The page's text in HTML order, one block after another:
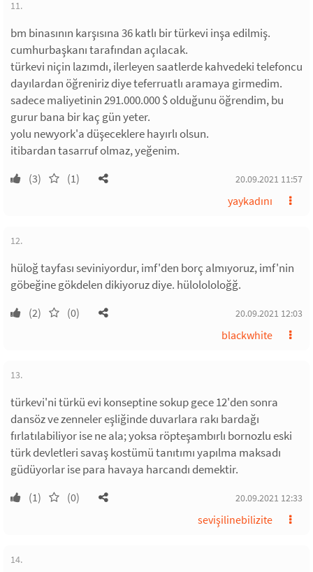
11.
bm binasının karşısına 36 katlı bir türkevi inşa edilmiş.
cumhurbaşkanı tarafından açılacak.
türkevi niçin lazımdı, ilerleyen saatlerde kahvedeki telefoncu
dayılardan öğreniriz diye teferruatlı aramaya girmedim.
sadece maliyetinin 291.000.000 $ olduğunu öğrendim, bu
gurur bana bir kaç gün yeter.
yolu newyork'a düşeceklere hayırlı olsun.
itibardan tasarruf olmaz, yeğenim.
(3) (1) 20.09.2021 11:57
yaykadını
12.
hüloğ tayfası seviniyordur, imf'den borç almıyoruz, imf'nin
göbeğine gökdelen dikiyoruz diye. hülolololoğğ.
(2) (0) 20.09.2021 12:03
blackwhite
13.
türkevi'ni türkü evi konseptine sokup gece 12'den sonra
dansöz ve zenneler eşliğinde duvarlara rakı bardağı
fırlatılabiliyor ise ne ala; yoksa röpteşambırlı bornozlu eski
türk devletleri savaş kostümü tanıtımı yapılma maksadı
güdüyorlar ise para havaya harcandı demektir.
(1) (0) 20.09.2021 12:33
sevişilinebilizite
14.